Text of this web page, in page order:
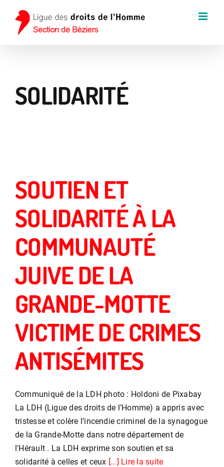
contenu
SOLIDARITÉ
SOUTIEN ET
SOLIDARITÉ À LA
COMMUNAUTÉ
JUIVE DE LA
GRANDE-MOTTE
VICTIME DE CRIMES
ANTISÉMITES
Communiqué de la LDH photo : Holdoni de Pixabay
La LDH (Ligue des droits de l’Homme) a appris avec
tristesse et colère l’incendie criminel de la synagogue
de la Grande-Motte dans notre département de
l'Hérault . La LDH exprime son soutien et sa
solidarité à celles et ceux [...] Lire la suite